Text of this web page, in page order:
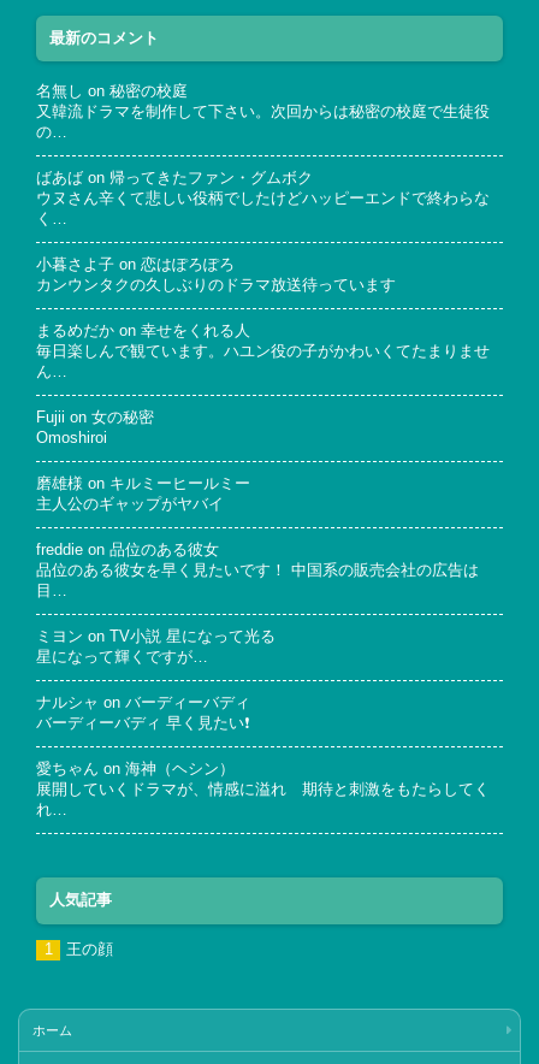
最新のコメント
名無し on 秘密の校庭
又韓流ドラマを制作して下さい。次回からは秘密の校庭で生徒役
の…
ばあば on 帰ってきたファン・グムボク
ウヌさん辛くて悲しい役柄でしたけどハッピーエンドで終わらな
く…
小暮さよ子 on 恋はぽろぽろ
カンウンタクの久しぶりのドラマ放送待っています
まるめだか on 幸せをくれる人
毎日楽しんで観ています。ハユン役の子がかわいくてたまりませ
ん…
Fujii on 女の秘密
Omoshiroi
磨雄様 on キルミーヒールミー
主人公のギャップがヤバイ
freddie on 品位のある彼女
品位のある彼女を早く見たいです！ 中国系の販売会社の広告は
目…
ミヨン on TV小説 星になって光る
星になって輝くですが…
ナルシャ on バーディーバディ
バーディーバディ 早く見たい❗
愛ちゃん on 海神（ヘシン）
展開していくドラマが、情感に溢れ 期待と刺激をもたらしてく
れ…
人気記事
王の顔
ホーム